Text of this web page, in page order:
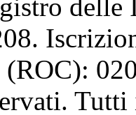
delle
Tutti